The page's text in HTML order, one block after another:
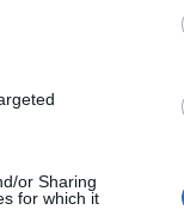
or Sharing
for which it
è affatto
nei